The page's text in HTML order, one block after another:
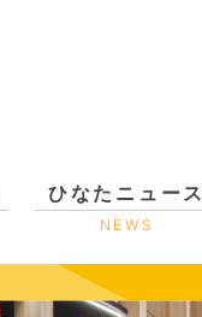
ひなたニュース
NEWS